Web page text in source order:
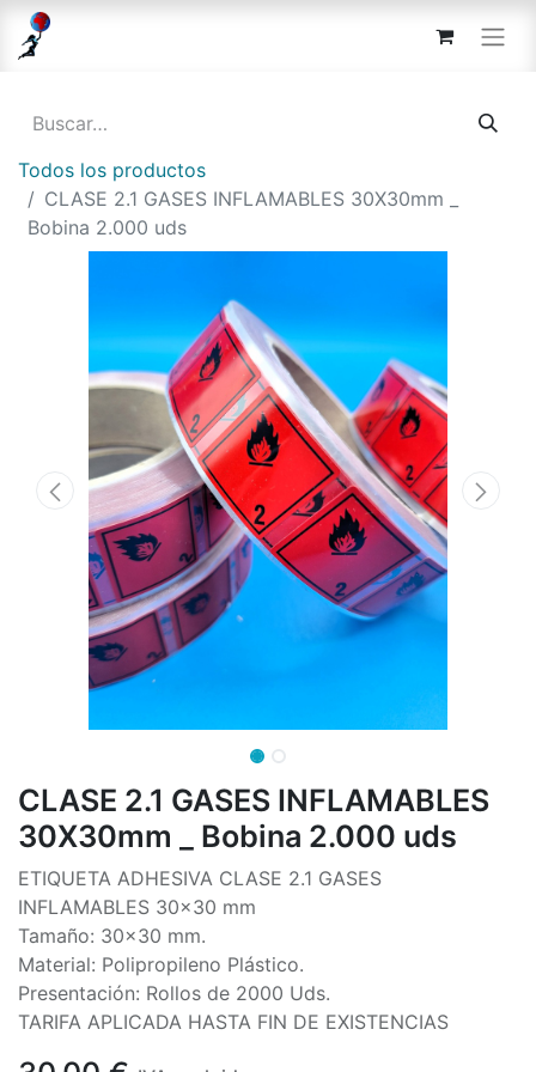
Todos los productos
CLASE 2.1 GASES INFLAMABLES 30X30mm _
Bobina 2.000 uds
CLASE 2.1 GASES INFLAMABLES
30X30mm _ Bobina 2.000 uds
ETIQUETA ADHESIVA CLASE 2.1 GASES
INFLAMABLES 30x30 mm
Tamaño: 30x30 mm.
Material: Polipropileno Plástico.
Presentación: Rollos de 2000 Uds.
TARIFA APLICADA HASTA FIN DE EXISTENCIAS